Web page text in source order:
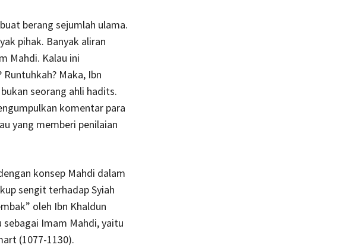
berang sejumlah ulama.
pihak. Banyak aliran
Mahdi. Kalau ini
Maka, Ibn
seorang ahli hadits.
komentar para
yang memberi penilaian
konsep Mahdi dalam
sengit terhadap Syiah
oleh Ibn Khaldun
Imam Mahdi, yaitu
(1077-1130).